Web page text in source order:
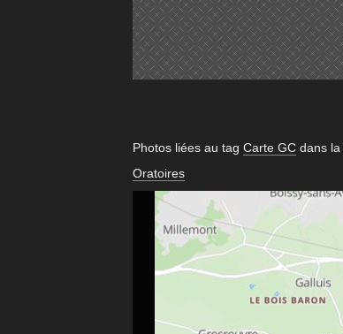
Photos liées au tag Carte GCdans la
Oratoires